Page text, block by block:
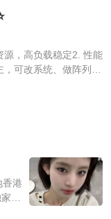
源，高负载稳定2. 性能
可改系统、做阵列、
香港
大